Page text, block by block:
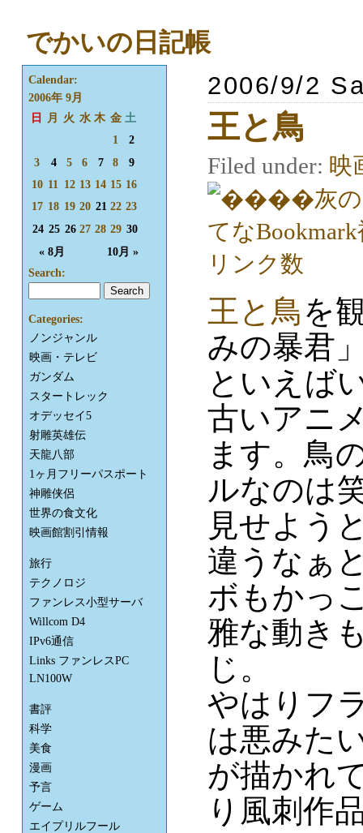
でかいの日記帳
2006/9/2
王と鳥
Filed under: 映
王と鳥を
みの暴君
といえば
古いアニ
ます。鳥
ルなのは
見せよう
違うなぁ
ボもかっ
雅な動き
じ。
やはりフ
は悪みた
が描かれ
り風刺作
Calendar:
2006年 9月
日
月 火 水 木 金 土
« 8月 10月 »
1
2
3
4 5 6 7 8
9
10 11 12 13 14 15 16
17 18 19 20 21 22 23
24 25 26 27 28 29 30
Search:
Categories:
ノンジャンル
映画・テレビ
ガンダム
スタートレック
オデッセイ5
射雕英雄伝
天龍八部
1ヶ月フリーパスポート
神雕侠侶
世界の食文化
映画館割引情報
旅行
テクノロジ
ファンレス小型サーバ
Willcom D4
IPv6通信
Links ファンレスPC
LN100W
書評
科学
美食
漫画
予言
ゲーム
エイプリルフール